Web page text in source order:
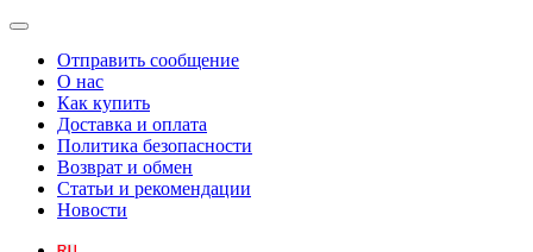
Отправить сообщение
О нас
Как купить
Доставка и оплата
Политика безопасности
Возврат и обмен
Статьи и рекомендации
Новости